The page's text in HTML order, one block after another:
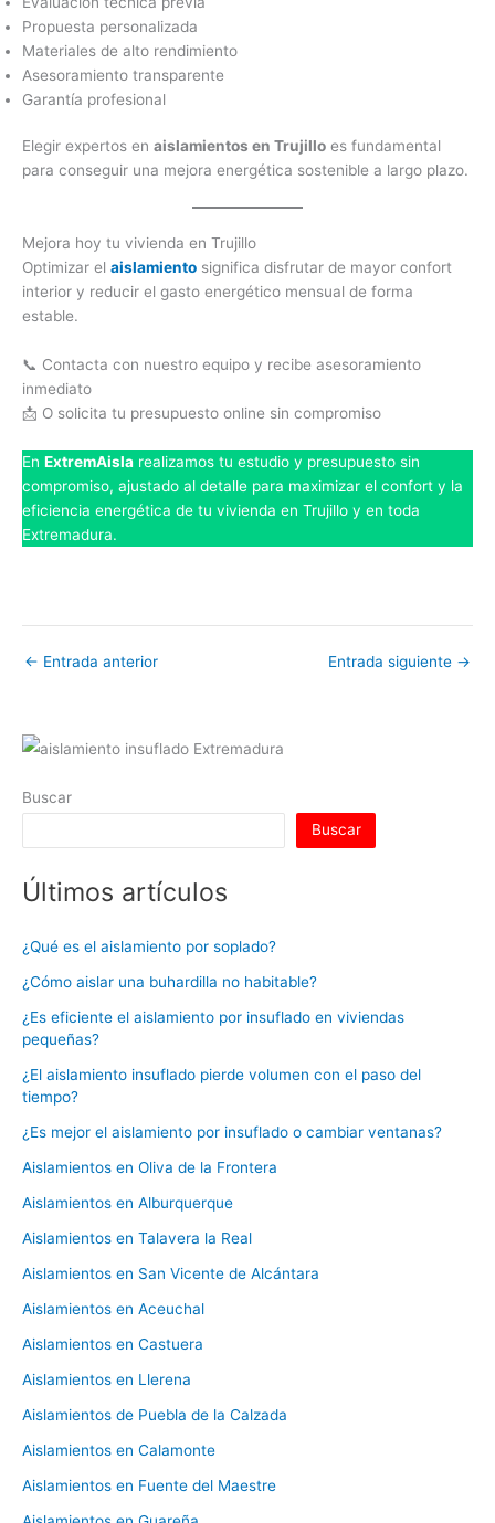
Propuesta personalizada
Materiales de alto rendimiento
Asesoramiento transparente
Garantía profesional
Elegir expertos en aislamientos en Trujillo es fundamental
para conseguir una mejora energética sostenible a largo plazo.
Mejora hoy tu vivienda en Trujillo
Optimizar el aislamiento significa disfrutar de mayor confort
interior y reducir el gasto energético mensual de forma
estable.
📞 Contacta con nuestro equipo y recibe asesoramiento
inmediato
📩 O solicita tu presupuesto online sin compromiso
En ExtremAisla realizamos tu estudio y presupuesto sin
compromiso, ajustado al detalle para maximizar el confort y la
eficiencia energética de tu vivienda en Trujillo y en toda
Extremadura.
← Entrada anterior Entrada siguiente →
Buscar
Buscar
Últimos artículos
¿Qué es el aislamiento por soplado?
¿Cómo aislar una buhardilla no habitable?
¿Es eficiente el aislamiento por insuflado en viviendas
pequeñas?
¿El aislamiento insuflado pierde volumen con el paso del
tiempo?
¿Es mejor el aislamiento por insuflado o cambiar ventanas?
Aislamientos en Oliva de la Frontera
Aislamientos en Alburquerque
Aislamientos en Talavera la Real
Aislamientos en San Vicente de Alcántara
Aislamientos en Aceuchal
Aislamientos en Castuera
Aislamientos en Llerena
Aislamientos de Puebla de la Calzada
Aislamientos en Calamonte
Aislamientos en Fuente del Maestre